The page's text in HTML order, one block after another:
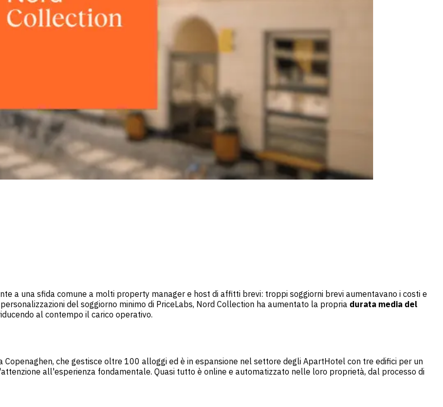
a una sfida comune a molti property manager e host di affitti brevi: troppi soggiorni brevi aumentavano i costi e
del soggiorno minimo di PriceLabs, Nord Collection ha aumentato la propria durata media del
al contempo il carico operativo.
che gestisce oltre 100 alloggi ed è in espansione nel settore degli ApartHotel con tre edifici per un
all'esperienza fondamentale. Quasi tutto è online e automatizzato nelle loro proprietà, dal processo di